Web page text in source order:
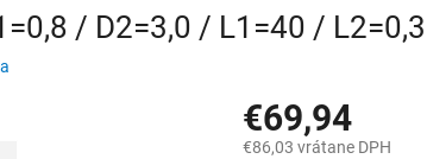
/ D2=3,0 / L1=40 /
€69,94
€86,03 vrátane DPH